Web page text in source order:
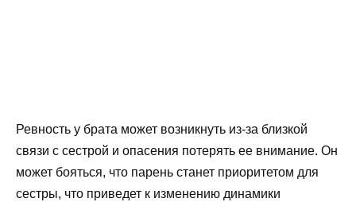
Ревность у брата может возникнуть из-за близкой
связи с сестрой и опасения потерять ее внимание. Он
может бояться, что парень станет приоритетом для
сестры, что приведет к изменению динамики